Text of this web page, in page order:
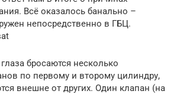
Всё оказалось банально –
непосредственно в ГБЦ.
бросаются несколько
по первому и второму цилиндру,
внешне от других. Один клапан (на